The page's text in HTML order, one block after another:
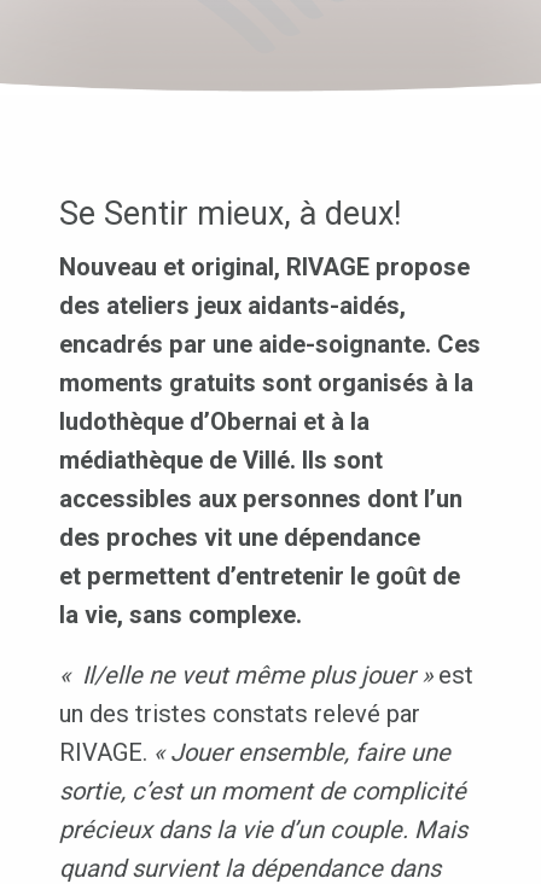
Se Sentir mieux, à deux!
Nouveau et original, RIVAGE propose
des ateliers jeux aidants-aidés,
encadrés par une aide-soignante. Ces
moments gratuits sont organisés à la
ludothèque d’Obernai et à la
médiathèque de Villé. Ils sont
accessibles aux personnes dont l’un
des proches vit une dépendance
et permettent d’entretenir le goût de
la vie, sans complexe.
« Il/elle ne veut même plus jouer »est
un des tristes constats relevé par
RIVAGE. « Jouer ensemble, faire une
sortie, c’est un moment de complicité
précieux dans la vie d’un couple. Mais
quand survient la dépendance dans